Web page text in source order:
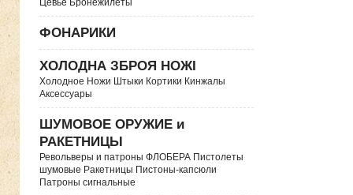
Цевье Бронежилеты
ФОНАРИКИ
ХОЛОДНА ЗБРОЯ НОЖІ
Холодное Ножи Штыки Кортики Кинжалы
Аксессуары
ШУМОВОЕ ОРУЖИЕ и
РАКЕТНИЦЫ
Револьверы и патроны ФЛОБЕРА Пистолеты
шумовые Ракетницы Пистоны-капсюли
Патроны сигнальные